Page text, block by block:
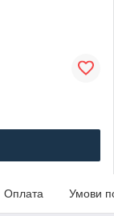
Оплата Умови